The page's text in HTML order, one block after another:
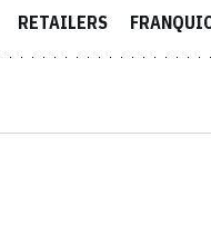
RETAILERS